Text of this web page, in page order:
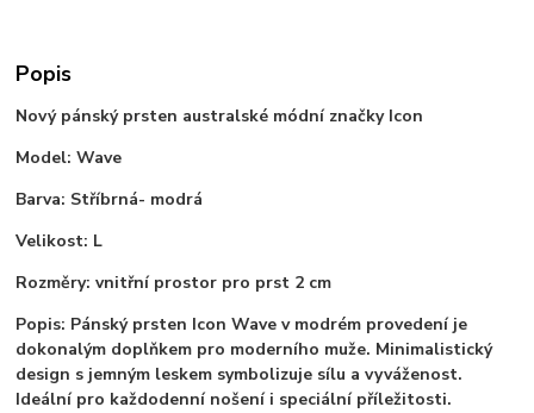
Popis
Nový pánský prsten australské módní značky Icon
Model: Wave
Barva: Stříbrná- modrá
Velikost: L
Rozměry: vnitřní prostor pro prst 2 cm
Popis: Pánský prsten Icon Wave v modrém provedení je
dokonalým doplňkem pro moderního muže. Minimalistický
design s jemným leskem symbolizuje sílu a vyváženost.
Ideální pro každodenní nošení i speciální příležitosti.